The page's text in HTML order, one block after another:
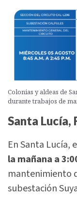
Colonias y aldeas de
durante trabajos de
Santa Lucía,
En Santa Lucía,
la mañana a
mantenimiento
subestación